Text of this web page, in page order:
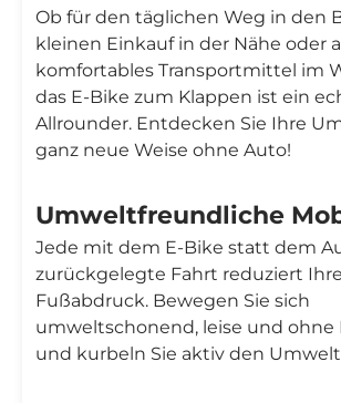
Ob für den täglichen Weg in den
kleinen Einkauf in der Nähe oder
komfortables Transportmittel im
das E-Bike zum Klappen ist ein
Allrounder. Entdecken Sie Ihre
ganz neue Weise ohne Auto!
Umweltfreundliche
Jede mit dem E-Bike statt dem
zurückgelegte Fahrt reduziert
Fußabdruck. Bewegen Sie sich
umweltschonend, leise und ohne
und kurbeln Sie aktiv den